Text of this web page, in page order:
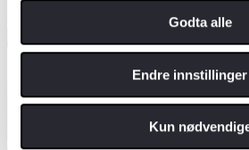
Godta alle
Endre innstillinger
Kun
deg en komfortabel, trygg og